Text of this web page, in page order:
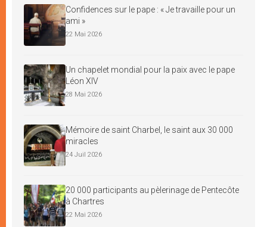
Confidences sur le pape : « Je travaille pour un
ami »
22 Mai 2026
Un chapelet mondial pour la paix avec le pape
Léon XIV
28 Mai 2026
Mémoire de saint Charbel, le saint aux 30 000
miracles
24 Juil 2026
20 000 participants au pèlerinage de Pentecôte
à Chartres
22 Mai 2026